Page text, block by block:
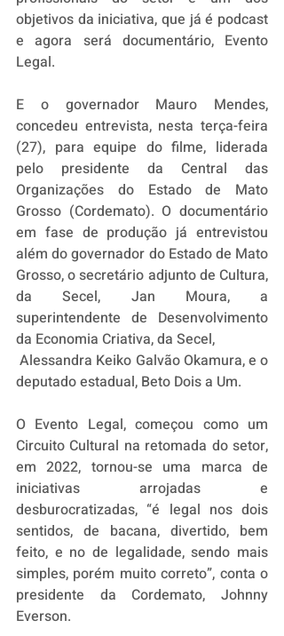
objetivos da iniciativa, que já é podcast
e agora será documentário, Evento
Legal.
E o governador Mauro Mendes,
concedeu entrevista, nesta terça-feira
(27), para equipe do filme, liderada
pelo presidente da Central das
Organizações do Estado de Mato
Grosso (Cordemato). O documentário
em fase de produção já entrevistou
além do governador do Estado de Mato
Grosso, o secretário adjunto de Cultura,
da Secel, Jan Moura, a
superintendente de Desenvolvimento
da Economia Criativa, da Secel,
Alessandra Keiko Galvão Okamura, e o
deputado estadual, Beto Dois a Um.
O Evento Legal, começou como um
Circuito Cultural na retomada do setor,
em 2022, tornou-se uma marca de
iniciativas arrojadas e
desburocratizadas, “é legal nos dois
sentidos, de bacana, divertido, bem
feito, e no de legalidade, sendo mais
simples, porém muito correto”, conta o
presidente da Cordemato, Johnny
Everson.